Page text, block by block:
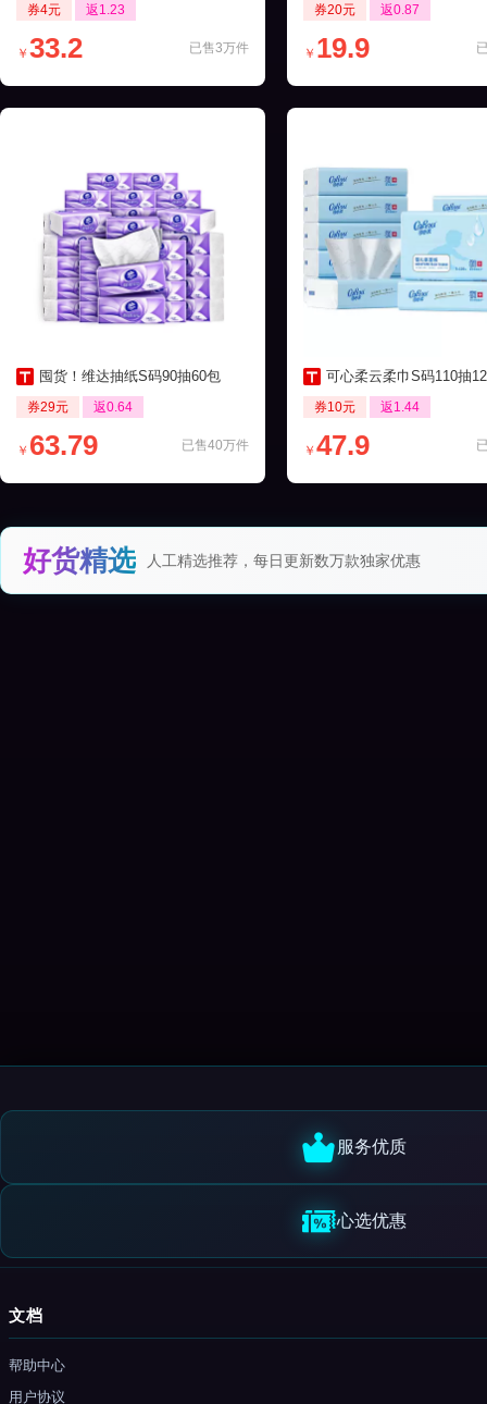
券4元 返1.23
已售3万件
￥ 33.2
券20元 返0.87
￥ 19.9
囤货！维达抽纸S码90抽60包
券29元 返0.64
已售40万件
￥ 63.79
可心柔云柔巾S码110抽12包保湿
券10元 返1.44
￥ 47.9
好货精选 人工精选推荐，每日更新数万款独家优惠
服务优质
心选优惠
文档
帮助中心
用户协议